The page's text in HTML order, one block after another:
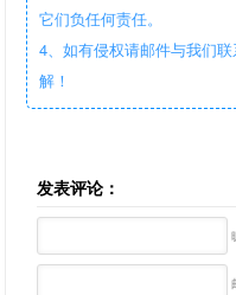
它们负任何责任。
4、如有侵权请邮件与我们
解！
发表评论：